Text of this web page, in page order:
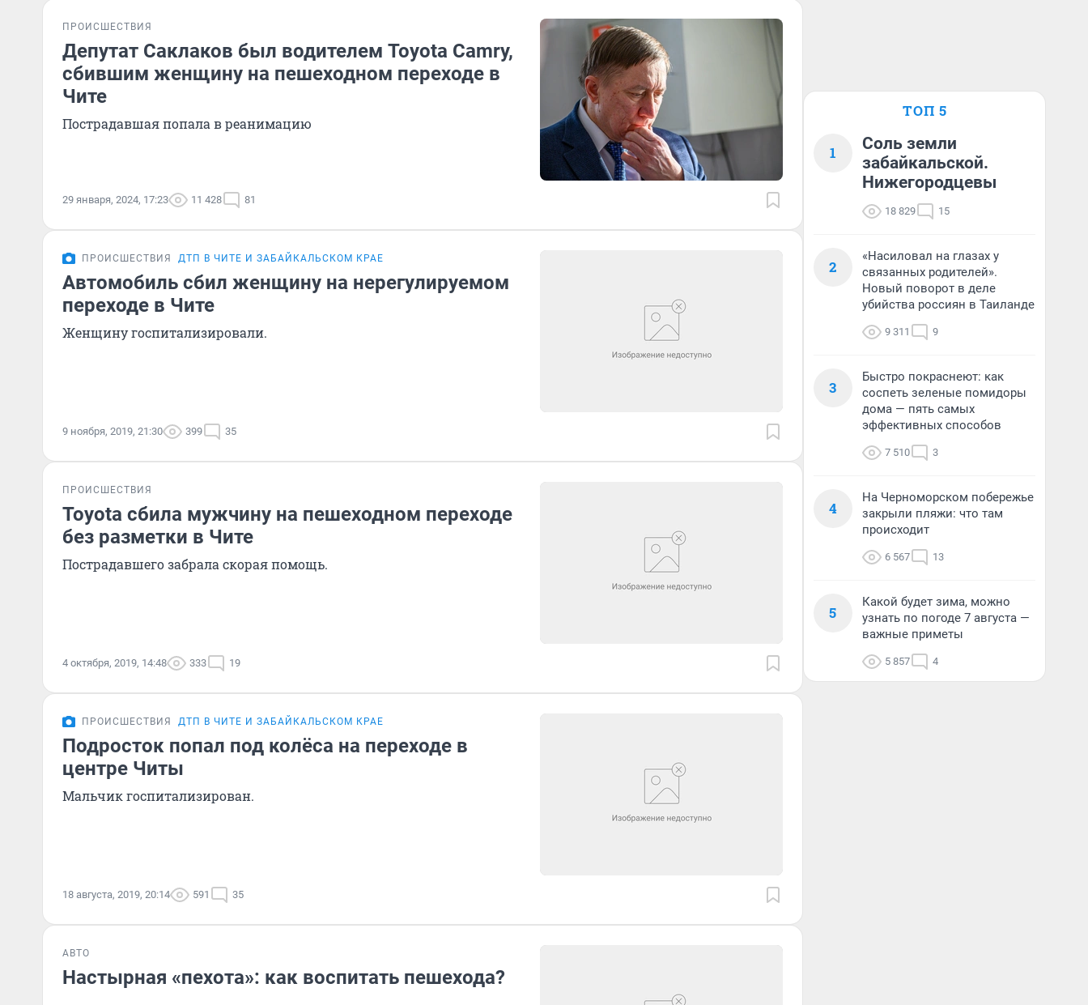
ПРОИСШЕСТВИЯ
Депутат Саклаков был водителем Toyota Camry,
сбившим женщину на пешеходном переходе в
Чите
Пострадавшая попала в реанимацию
29 января, 2024, 17:23 11 428 81
ПРОИСШЕСТВИЯ ДТП В ЧИТЕ И ЗАБАЙКАЛЬСКОМ КРАЕ
Автомобиль сбил женщину на нерегулируемом
переходе в Чите
Женщину госпитализировали.
9 ноября, 2019, 21:30 399 35
ПРОИСШЕСТВИЯ
Toyota сбила мужчину на пешеходном переходе
без разметки в Чите
Пострадавшего забрала скорая помощь.
4 октября, 2019, 14:48 333 19
ПРОИСШЕСТВИЯ ДТП В ЧИТЕ И ЗАБАЙКАЛЬСКОМ КРАЕ
Подросток попал под колёса на переходе в
центре Читы
Мальчик госпитализирован.
18 августа, 2019, 20:14 591 35
АВТО
Настырная «пехота»: как воспитать пешехода?
ТОП 5
1
Соль земли
забайкальской.
Нижегородцевы
18 829 15
2
«Насиловал на глазах у
связанных родителей».
Новый поворот в деле
убийства россиян в Таиланде
9 311 9
3
Быстро покраснеют: как
соспеть зеленые помидоры
дома — пять самых
эффективных способов
7 510 3
4
На Черноморском побережье
закрыли пляжи: что там
происходит
6 567 13
5
Какой будет зима, можно
узнать по погоде 7 августа —
важные приметы
5 857 4